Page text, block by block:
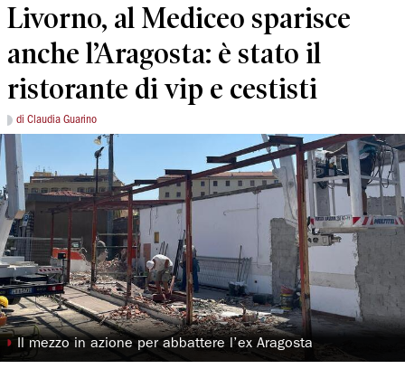
Livorno, al Mediceo sparisce
anche l’Aragosta: è stato il
ristorante di vip e cestisti
di Claudia Guarino
◗ Il mezzo in azione per abbattere l’ex Aragosta